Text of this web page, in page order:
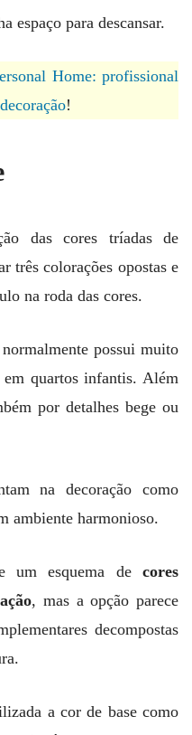
espaço para descansar.
Home: profissional
!
das cores tríadas de
três colorações opostas e
na roda das cores.
possui muito
quartos infantis. Além
por detalhes bege ou
na decoração como
ambiente harmonioso.
um esquema de cores
, mas a opção parece
decompostas
a cor de base como